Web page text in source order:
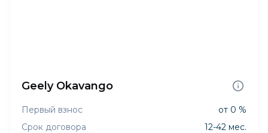
Geely Okavango
Первый взнос
от 0 %
Срок договора
12-42 мес.